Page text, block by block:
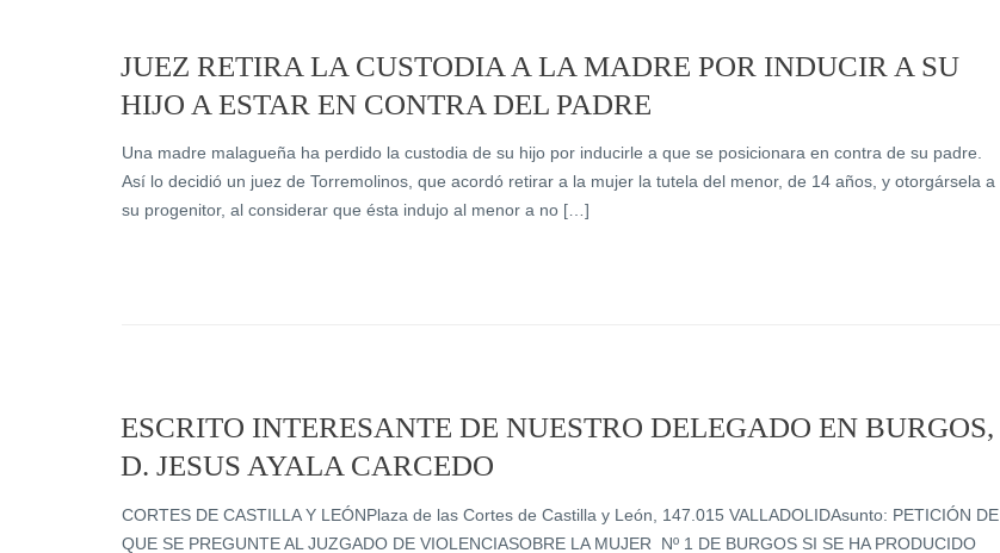
JUEZ RETIRA LA CUSTODIA A LA MADRE POR INDUCIR A SU
HIJO A ESTAR EN CONTRA DEL PADRE
Una madre malagueña ha perdido la custodia de su hijo por inducirle a que se posicionara en contra de su padre.
Así lo decidió un juez de Torremolinos, que acordó retirar a la mujer la tutela del menor, de 14 años, y otorgársela a
su progenitor, al considerar que ésta indujo al menor a no […]
ESCRITO INTERESANTE DE NUESTRO DELEGADO EN BURGOS,
D. JESUS AYALA CARCEDO
CORTES DE CASTILLA Y LEÓNPlaza de las Cortes de Castilla y León, 147.015 VALLADOLIDAsunto: PETICIÓN DE
QUE SE PREGUNTE AL JUZGADO DE VIOLENCIASOBRE LA MUJER Nº 1 DE BURGOS SI SE HA PRODUCIDO